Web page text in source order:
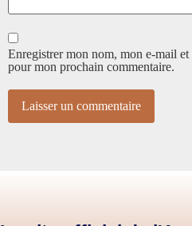
Enregistrer mon nom, mon e-mail
pour mon prochain commentaire.